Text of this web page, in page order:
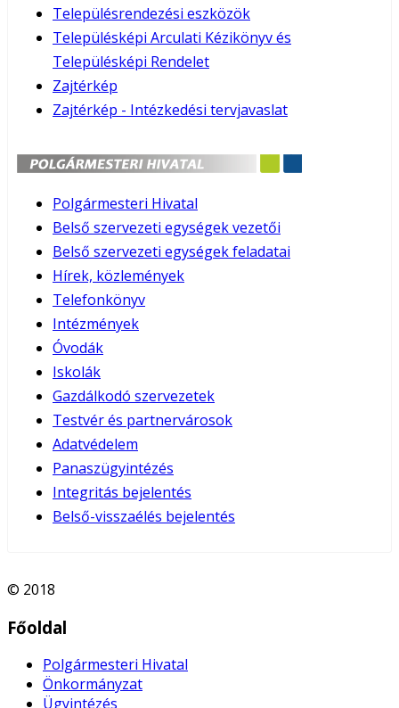
Településrendezési eszközök
Településképi Arculati Kézikönyv és
Településképi Rendelet
Zajtérkép
Zajtérkép - Intézkedési tervjavaslat
Polgármesteri Hivatal
Belső szervezeti egységek vezetői
Belső szervezeti egységek feladatai
Hírek, közlemények
Telefonkönyv
Intézmények
Óvodák
Iskolák
Gazdálkodó szervezetek
Testvér és partnervárosok
Adatvédelem
Panaszügyintézés
Integritás bejelentés
Belső-visszaélés bejelentés
© 2018
Főoldal
Polgármesteri Hivatal
Önkormányzat
Ügyintézés